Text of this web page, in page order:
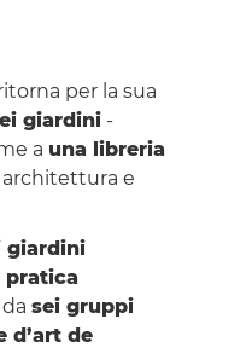
per la sua
giardini-
a una libreria
architettura e
giardini
pratica
sei gruppi
d’art de